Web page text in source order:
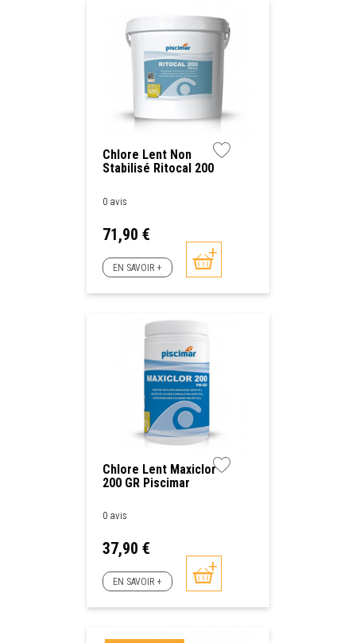
Chlore Lent Non
Stabilisé Ritocal 200
0 avis
Prix
71,90 €
EN SAVOIR +
Chlore Lent Maxiclor
200 GR Piscimar
0 avis
Prix
37,90 €
EN SAVOIR +